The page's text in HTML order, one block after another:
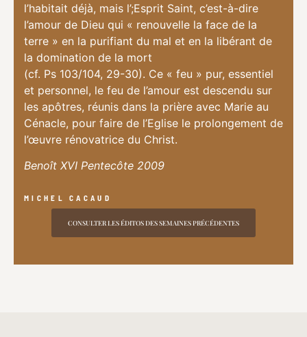
l’habitait déjà, mais l’;Esprit Saint, c’est-à-dire
l’amour de Dieu qui « renouvelle la face de la
terre » en la purifiant du mal et en la libérant de
la domination de la mort
(cf. Ps 103/104, 29-30). Ce « feu » pur, essentiel
et personnel, le feu de l’amour est descendu sur
les apôtres, réunis dans la prière avec Marie au
Cénacle, pour faire de l’Eglise le prolongement de
l’œuvre rénovatrice du Christ.
Benoît XVI Pentecôte 2009
MICHEL CACAUD
CONSULTER LES ÉDITOS DES SEMAINES PRÉCÉDENTES